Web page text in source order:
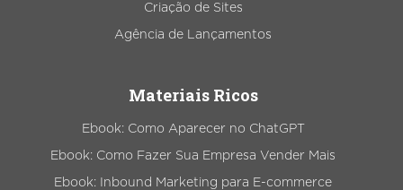
Criação de Sites
Agência de Lançamentos
Materiais Ricos
Ebook: Como Aparecer no ChatGPT
Ebook: Como Fazer Sua Empresa Vender Mais
Ebook: Inbound Marketing para E-commerce